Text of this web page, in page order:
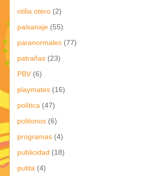
otilia otero (2)
paisanaje (55)
paranormales (77)
patrañas (23)
PBV (6)
playmates (16)
política (47)
politonos (6)
programas (4)
publicidad (18)
putita (4)